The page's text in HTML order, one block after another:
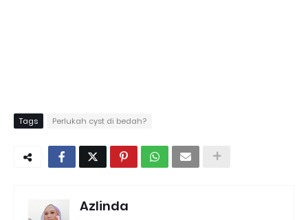
Tags Perlukah cyst di bedah?
Azlinda